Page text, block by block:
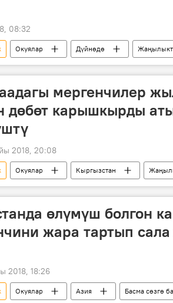
08:32
Окуялар Дүйнөдө
мергенчилер
дөбөт карышкырды
2018, 20:08
Окуялар Кыргызстан
өлүмүш болгон
жара тартып
2018, 18:26
Окуялар Азия Басма сөзгө